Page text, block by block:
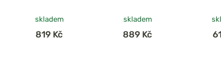
skladem
819 Kč
skladem
889 Kč